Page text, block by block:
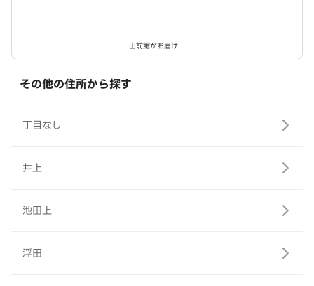
出前館がお届け
その他の住所から探す
丁目なし
井上
池田上
浮田